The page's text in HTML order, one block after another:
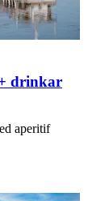
drinkar
aperitif